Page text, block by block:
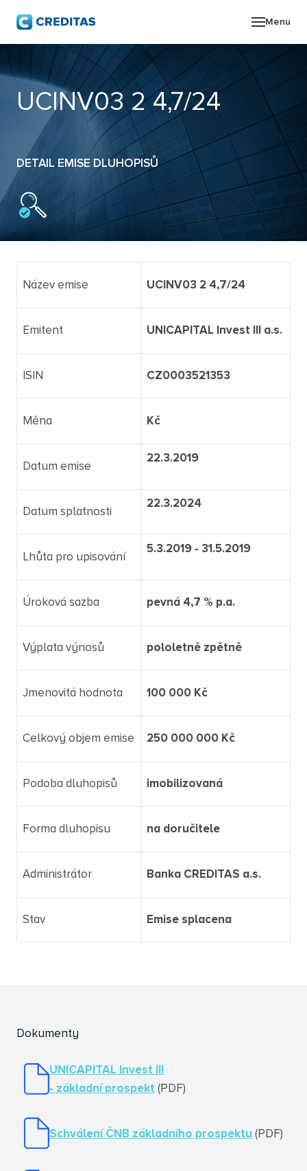
Menu
PRO
UCINV03 2 4,7/24
DETAIL EMISE DLUHOPISŮ
Název emise UCINV03 2 4,7/24
Emitent UNICAPITAL Invest III a.s.
ISIN CZ0003521353
Měna Kč
Datum emise
22.3.2019
Datum splatnosti
22.3.2024
Lhůta pro upisování
5.3.2019 - 31.5.2019
Úroková sazba pevná 4,7 % p.a.
Výplata výnosů pololetně zpětně
Jmenovitá hodnota 100 000 Kč
Celkový objem emise 250 000 000 Kč
Podoba dluhopisů imobilizovaná
Forma dluhopisu na doručitele
Administrátor Banka CREDITAS a.s.
Stav Emise splacena
Dokumenty
UNICAPITAL Invest III
- základní prospekt (PDF)
Schválení ČNB základního prospektu (PDF)